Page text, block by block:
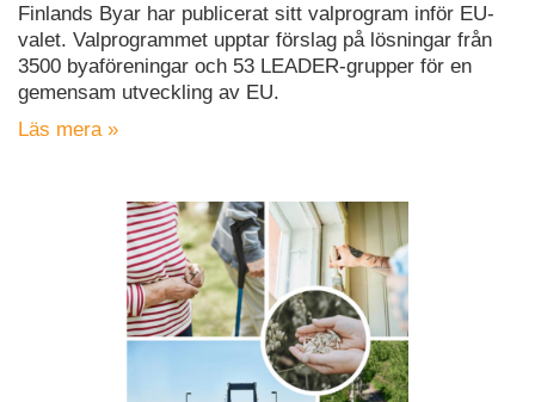
Finlands Byar har publicerat sitt valprogram inför EU-
valet. Valprogrammet upptar förslag på lösningar från
3500 byaföreningar och 53 LEADER-grupper för en
gemensam utveckling av EU.
Läs mera »